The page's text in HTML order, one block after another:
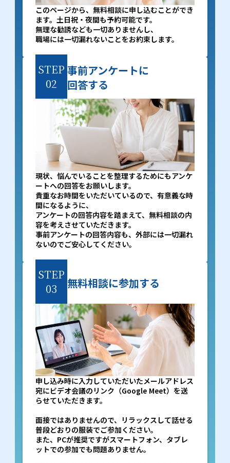
このページから、無料相談に申し込むことができ
ます。土日祝・夜間も予約可能です。
無理な勧誘なども一切ありませんし、
職場には一切漏れないことをお約束します。
STEP
02
事前アンケートに
回答する
現状、悩んでいることを整理するためにもアンケ
ートへの回答をお願いします。
貴重なお時間をいただいているので、有意義な時
間になるように、
アンケートの回答内容を踏まえて、無料相談の内
容を考えさせていただきます。
事前アンケートの回答内容も、外部には一切漏れ
ないのでご安心してください。
STEP
03
無料相談に参加する
申し込み時に入力していただいたメールアドレス
宛にビデオ会議のリンク（Google Meet）を送
らせていただきます。
面接ではありませんので、リラックスして話せる
普段どおりの服装でご参加ください。
また、PCが推奨ですがスマートフォン、タブレ
ットでの参加でも問題ありません。